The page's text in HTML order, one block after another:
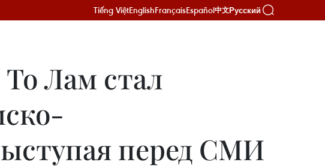
Tiếng ViệtEnglishFrançaisEspañol中文Русский
Лам стал
перед СМИ